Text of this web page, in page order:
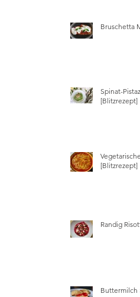
Bruschetta
Spinat-
[Blitzrezept]
[Blitzrezept]
Randig
Buttermilch